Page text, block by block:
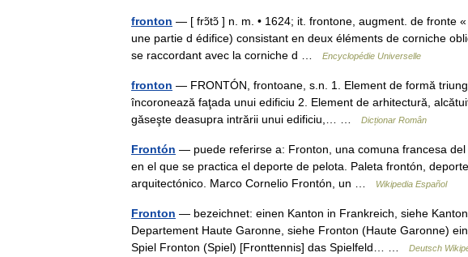
fronton — [ frɔ̃tɔ̃ ] n. m. • 1624; it. frontone, augment. de fronte
une partie d édifice) consistant en deux éléments de corniche
se raccordant avec la corniche d …
Encyclopédie Universelle
fronton — FRONTÓN, frontoane, s.n. 1. Element de formă
încoronează faţada unui edificiu 2. Element de arhitectură,
găseşte deasupra intrării unui edificiu,… …
Dicționar Român
Frontón — puede referirse a: Fronton, una comuna francesa
en el que se practica el deporte de pelota. Paleta frontón,
arquitectónico. Marco Cornelio Frontón, un …
Wikipedia Español
Fronton — bezeichnet: einen Kanton in Frankreich, siehe
Departement Haute Garonne, siehe Fronton (Haute Garonne)
Spiel Fronton (Spiel) [Fronttennis] das Spielfeld… …
Deutsch